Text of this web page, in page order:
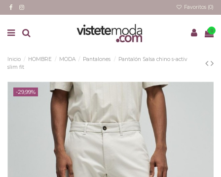
Favoritos (0)
0
Inicio HOMBRE MODA Pantalones
Pantalón Salsa chino s-activ
slim fit
-29,99%